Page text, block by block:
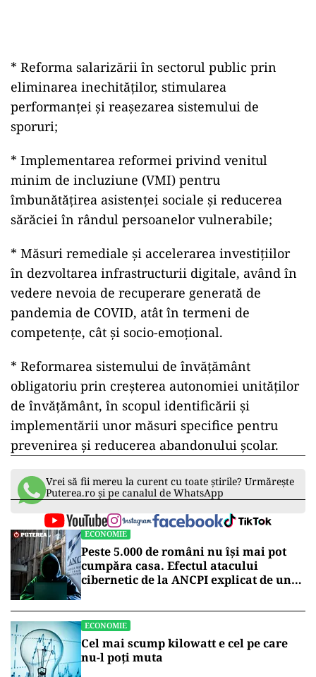
* Reforma salarizării în sectorul public prin
eliminarea inechităţilor, stimularea
performanţei şi reaşezarea sistemului de
sporuri;
* Implementarea reformei privind venitul
minim de incluziune (VMI) pentru
îmbunătăţirea asistenţei sociale şi reducerea
sărăciei în rândul persoanelor vulnerabile;
* Măsuri remediale şi accelerarea investiţiilor
în dezvoltarea infrastructurii digitale, având în
vedere nevoia de recuperare generată de
pandemia de COVID, atât în termeni de
competenţe, cât şi socio-emoţional.
* Reformarea sistemului de învăţământ
obligatoriu prin creşterea autonomiei unităţilor
de învăţământ, în scopul identificării şi
implementării unor măsuri specifice pentru
prevenirea şi reducerea abandonului şcolar.
Vrei să fii mereu la curent cu toate știrile? Urmărește
Puterea.ro și pe canalul de WhatsApp
ECONOMIE
Peste 5.000 de români nu își mai pot
cumpăra casa. Efectul atacului
cibernetic de la ANCPI explicat de un
ECONOMIE
Cel mai scump kilowatt e cel pe care
nu-l poți muta